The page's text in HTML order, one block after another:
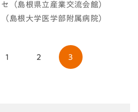
（島根県立産業交流会館）
根大学医学部附属病院）
1 2 3